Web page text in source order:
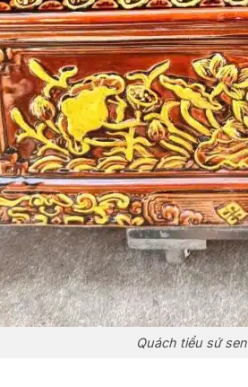
Quách tiểu sứ